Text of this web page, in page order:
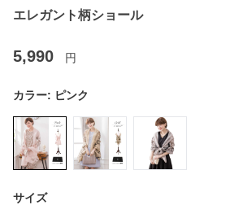
エレガント柄ショール
5,990 円
カラー: ピンク
サイズ